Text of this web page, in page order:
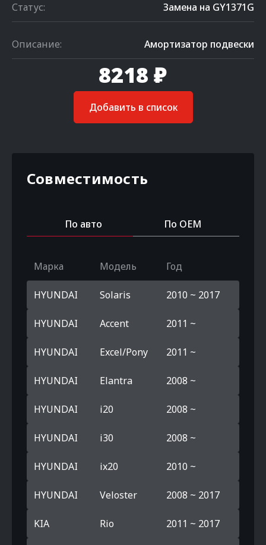
Статус: Замена на GY1371G
Описание: Амортизатор подвески
8218 ₽
Добавить в список
Совместимость
По авто По OEM
Марка Модель Год
HYUNDAI Solaris 2010 ~ 2017
HYUNDAI Accent 2011 ~
HYUNDAI Excel/Pony 2011 ~
HYUNDAI Elantra 2008 ~
HYUNDAI i20 2008 ~
HYUNDAI i30 2008 ~
HYUNDAI ix20 2010 ~
HYUNDAI Veloster 2008 ~ 2017
KIA Rio 2011 ~ 2017